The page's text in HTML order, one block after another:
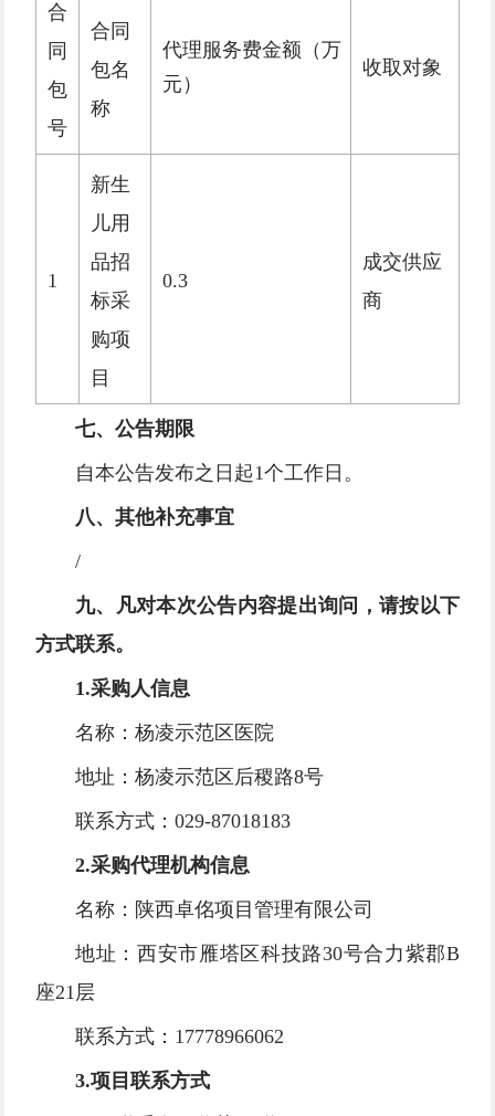
合
同
包
号
合同
包名
称
代理服务费金额（万
元）
收取对象
1
新生
儿用
品招
标采
购项
目
0.3
成交供应
商
七、公告期限
自本公告发布之日起1个工作日。
八、其他补充事宜
/
九、凡对本次公告内容提出询问，请按以下
方式联系。
1.采购人信息
名称：杨凌示范区医院
地址：杨凌示范区后稷路8号
联系方式：029-87018183
2.采购代理机构信息
名称：陕西卓佲项目管理有限公司
地址：西安市雁塔区科技路30号合力紫郡B
座21层
联系方式：17778966062
3.项目联系方式